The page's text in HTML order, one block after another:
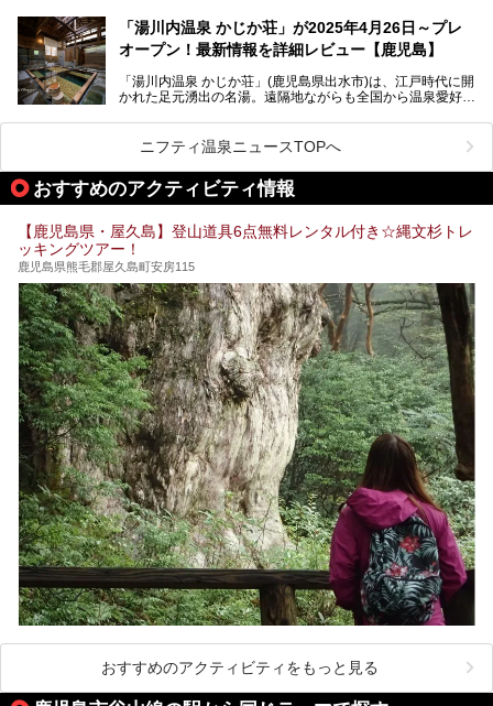
営業なので、就寝前の入浴や寝起き一番の朝湯など利便性が
抜群！ 多くの常連客やファンでいつも賑わっています。し
かし建物の老朽化に伴い、2026年2月28日24時をもって休
は約2年後を予定しています。
「湯川内温泉 かじか荘」が2025年4月26日～プレ
オープン！最新情報を詳細レビュー【鹿児島】
「湯川内温泉 かじか荘」(鹿児島県出水市)は、江戸時代に開
かれた足元湧出の名湯。遠隔地ながらも全国から温泉愛好家
いえる存在です。2023年にいったん閉館しましたが、その
後経営が変わり、復旧作業を実施。2025年4月26日に日帰
り入浴施設としてプレオープンしました。
乗り込みましたが、今回もオープン前日から初日にかけて現
地訪問。リニューアルした浴室・最新情報を中心に、以前と
の相違点や注意事項などを詳細レビューします。
ニフティ温泉ニュースTOPへ
おすすめのアクティビティ情報
【鹿児島県・屋久島】登山道具6点無料レンタル付き☆縄文杉トレ
ッキングツアー！
鹿児島県熊毛郡屋久島町安房115
おすすめのアクティビティをもっと見る